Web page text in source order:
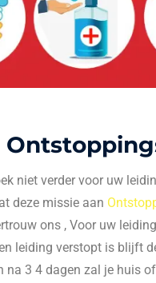
niet verder voor uw
deze missie aan
ons , Voor uw
leiding verstopt is blijft
na 3 4 dagen zal je huis